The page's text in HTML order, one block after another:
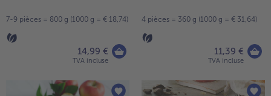
7-9 pièces = 800 g (1000 g = € 18,74)
14,99 €
TVA incluse
4 pièces = 360 g (1000 g = € 31,64)
11,39 €
TVA incluse